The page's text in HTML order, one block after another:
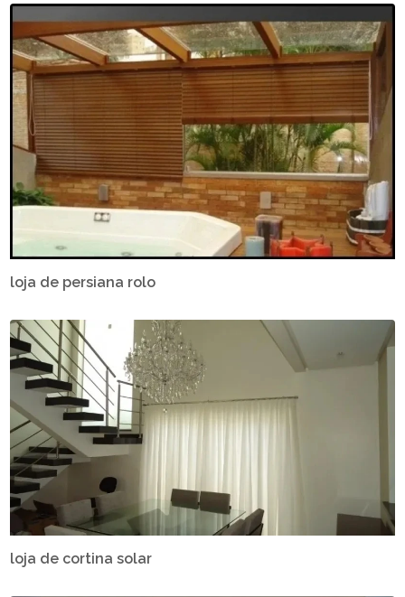
loja de persiana rolo
loja de cortina solar